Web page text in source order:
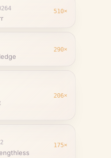
510×
290×
206×
175×